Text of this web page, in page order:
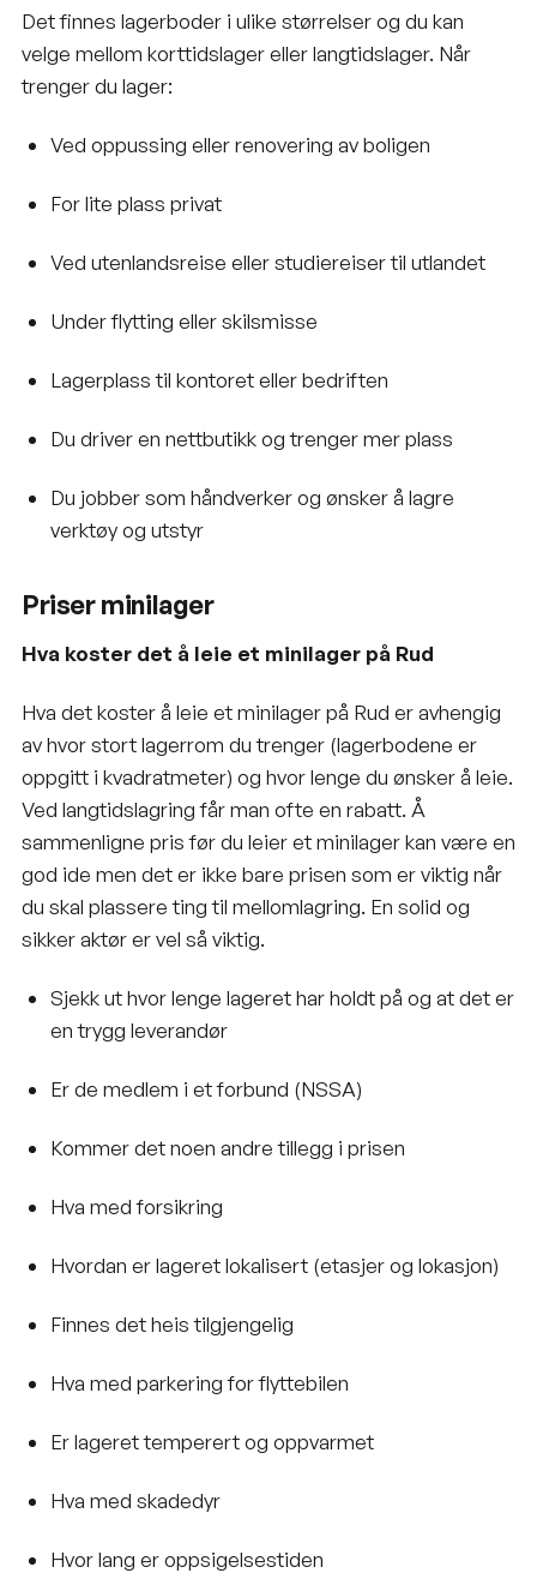
Det finnes lagerboder i ulike størrelser og du kan
velge mellom korttidslager eller langtidslager. Når
trenger du lager:
Ved oppussing eller renovering av boligen
For lite plass privat
Ved utenlandsreise eller studiereiser til utlandet
Under flytting eller skilsmisse
Lagerplass til kontoret eller bedriften
Du driver en nettbutikk og trenger mer plass
Du jobber som håndverker og ønsker å lagre
verktøy og utstyr
Priser minilager
Hva koster det å leie et minilager på Rud
Hva det koster å leie et minilager på Rud er avhengig
av hvor stort lagerrom du trenger (lagerbodene er
oppgitt i kvadratmeter) og hvor lenge du ønsker å leie.
Ved langtidslagring får man ofte en rabatt. Å
sammenligne pris før du leier et minilager kan være en
god ide men det er ikke bare prisen som er viktig når
du skal plassere ting til mellomlagring. En solid og
sikker aktør er vel så viktig.
Sjekk ut hvor lenge lageret har holdt på og at det er
en trygg leverandør
Er de medlem i et forbund (NSSA)
Kommer det noen andre tillegg i prisen
Hva med forsikring
Hvordan er lageret lokalisert (etasjer og lokasjon)
Finnes det heis tilgjengelig
Hva med parkering for flyttebilen
Er lageret temperert og oppvarmet
Hva med skadedyr
Hvor lang er oppsigelsestiden